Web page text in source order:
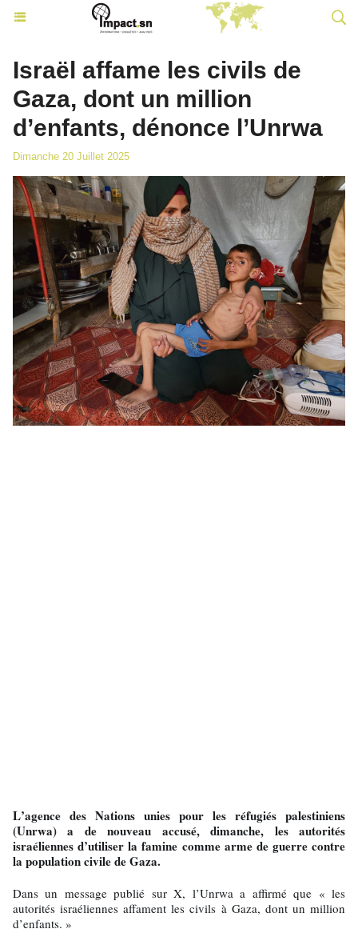
Israël affame les civils de
Gaza, dont un million
d’enfants, dénonce l’Unrwa
Dimanche 20 Juillet 2025
L’agence des Nations unies pour les réfugiés palestiniens
(Unrwa) a de nouveau accusé, dimanche, les autorités
israéliennes d’utiliser la famine comme arme de guerre contre
la population civile de Gaza.
Dans un message publié sur X, l’Unrwa a affirmé que « les
autorités israéliennes affament les civils à Gaza, dont un million
d’enfants. »